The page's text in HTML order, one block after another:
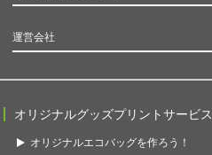
運営会社
オリジナルグッズプリントサービス
オリジナルエコバッグを作ろう！